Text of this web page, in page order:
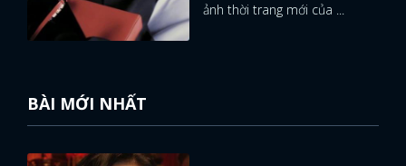
ảnh thời trang mới của ...
BÀI MỚI NHẤT